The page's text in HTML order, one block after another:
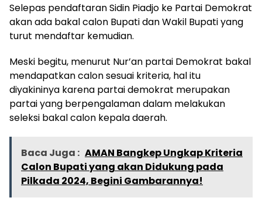
Selepas pendaftaran Sidin Piadjo ke Partai Demokrat
akan ada bakal calon Bupati dan Wakil Bupati yang
turut mendaftar kemudian.
Meski begitu, menurut Nur’an partai Demokrat bakal
mendapatkan calon sesuai kriteria, hal itu
diyakininya karena partai demokrat merupakan
partai yang berpengalaman dalam melakukan
seleksi bakal calon kepala daerah.
Baca Juga : AMAN Bangkep Ungkap Kriteria
Calon Bupati yang akan Didukung pada
Pilkada 2024, Begini Gambarannya!